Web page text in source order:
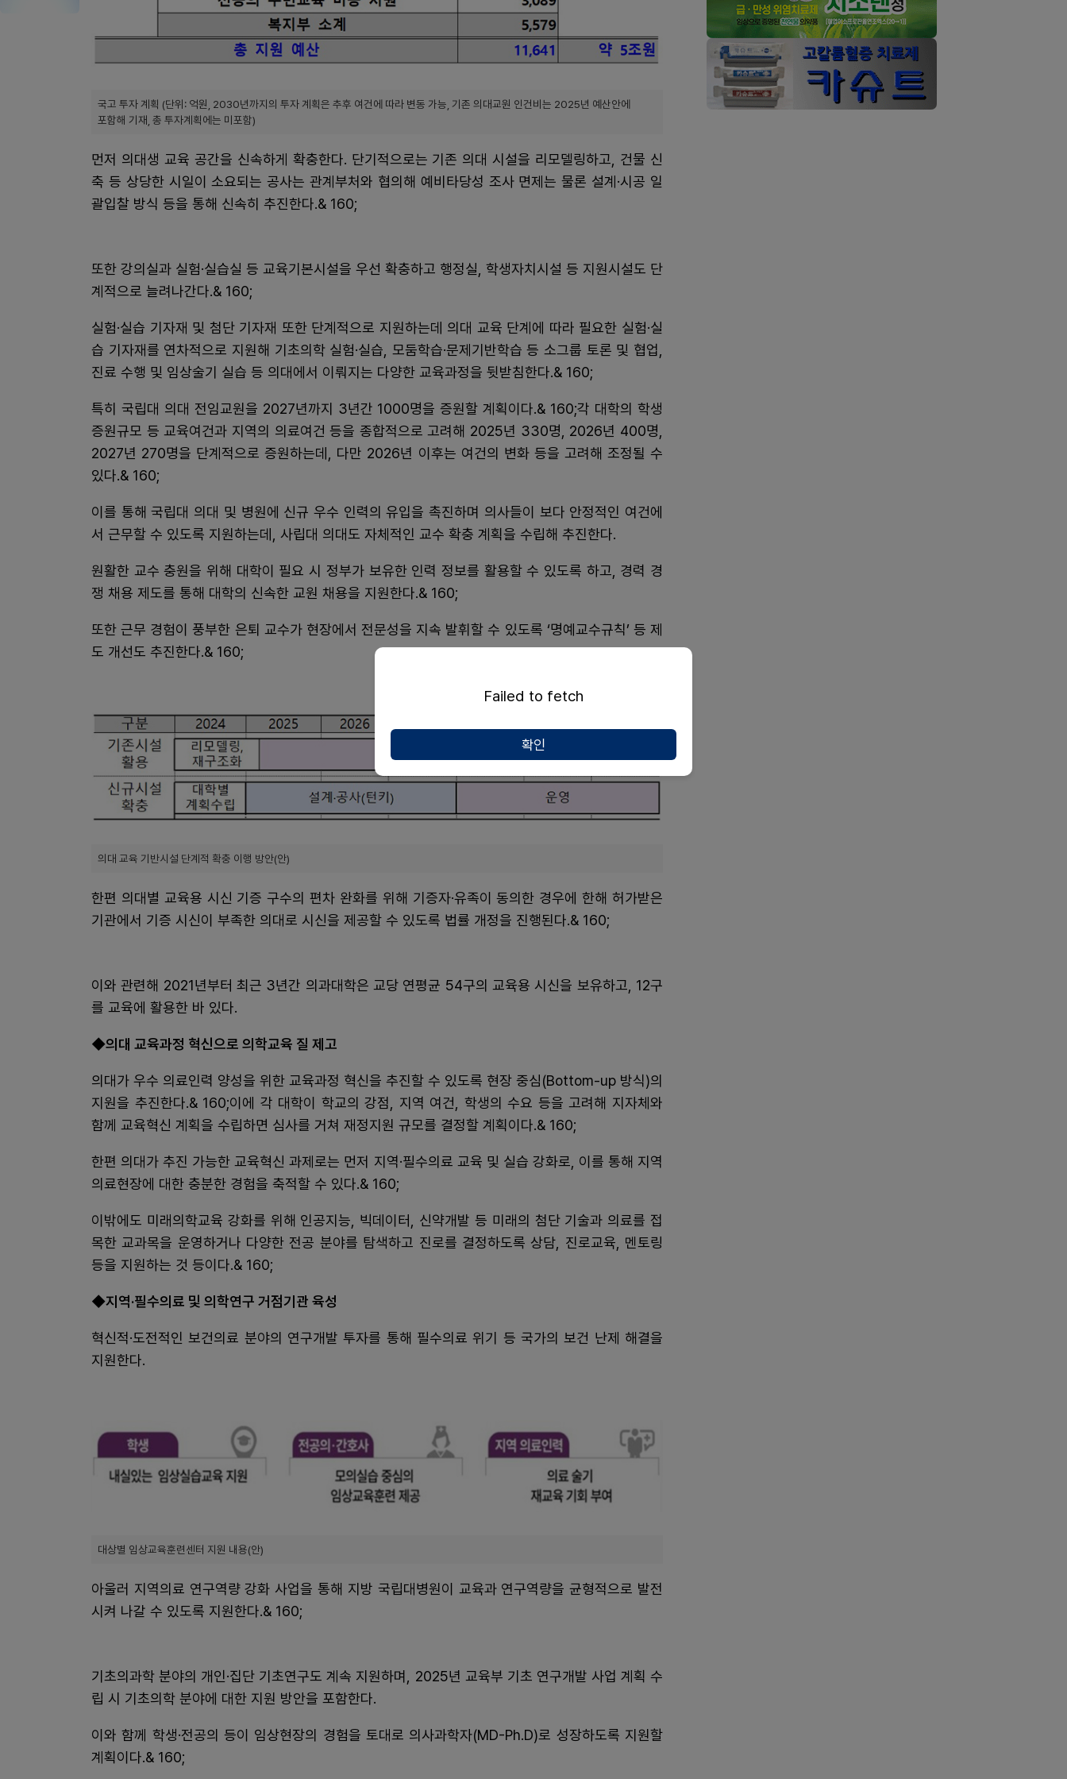
국고 투자 계획 (단위: 억원, 2030년까지의 투자 계획은 추후 여건에 따라 변동 가능, 기존 의대교원 인건비는 2025년 예산안에
포함해 기재, 총 투자계획에는 미포함)
먼저 의대생 교육 공간을 신속하게 확충한다. 단기적으로는 기존 의대 시설을 리모델링하고, 건물 신
축 등 상당한 시일이 소요되는 공사는 관계부처와 협의해 예비타당성 조사 면제는 물론 설계·시공 일
괄입찰 방식 등을 통해 신속히 추진한다.& 160;
또한 강의실과 실험·실습실 등 교육기본시설을 우선 확충하고 행정실, 학생자치시설 등 지원시설도 단
계적으로 늘려나간다.& 160;
실험·실습 기자재 및 첨단 기자재 또한 단계적으로 지원하는데 의대 교육 단계에 따라 필요한 실험·실
습 기자재를 연차적으로 지원해 기초의학 실험·실습, 모둠학습·문제기반학습 등 소그룹 토론 및 협업,
진료 수행 및 임상술기 실습 등 의대에서 이뤄지는 다양한 교육과정을 뒷받침한다.& 160;
특히 국립대 의대 전임교원을 2027년까지 3년간 1000명을 증원할 계획이다.& 160;각 대학의 학생
증원규모 등 교육여건과 지역의 의료여건 등을 종합적으로 고려해 2025년 330명, 2026년 400명,
2027년 270명을 단계적으로 증원하는데, 다만 2026년 이후는 여건의 변화 등을 고려해 조정될 수
있다.& 160;
이를 통해 국립대 의대 및 병원에 신규 우수 인력의 유입을 촉진하며 의사들이 보다 안정적인 여건에
서 근무할 수 있도록 지원하는데, 사립대 의대도 자체적인 교수 확충 계획을 수립해 추진한다.
원활한 교수 충원을 위해 대학이 필요 시 정부가 보유한 인력 정보를 활용할 수 있도록 하고, 경력 경
쟁 채용 제도를 통해 대학의 신속한 교원 채용을 지원한다.& 160;
또한 근무 경험이 풍부한 은퇴 교수가 현장에서 전문성을 지속 발휘할 수 있도록 ‘명예교수규칙’ 등 제
도 개선도 추진한다.& 160;
의대 교육 기반시설 단계적 확충 이행 방안(안)
한편 의대별 교육용 시신 기증 구수의 편차 완화를 위해 기증자·유족이 동의한 경우에 한해 허가받은
기관에서 기증 시신이 부족한 의대로 시신을 제공할 수 있도록 법률 개정을 진행된다.& 160;
이와 관련해 2021년부터 최근 3년간 의과대학은 교당 연평균 54구의 교육용 시신을 보유하고, 12구
를 교육에 활용한 바 있다.
◆의대 교육과정 혁신으로 의학교육 질 제고
의대가 우수 의료인력 양성을 위한 교육과정 혁신을 추진할 수 있도록 현장 중심(Bottom-up 방식)의
지원을 추진한다.& 160;이에 각 대학이 학교의 강점, 지역 여건, 학생의 수요 등을 고려해 지자체와
함께 교육혁신 계획을 수립하면 심사를 거쳐 재정지원 규모를 결정할 계획이다.& 160;
한편 의대가 추진 가능한 교육혁신 과제로는 먼저 지역·필수의료 교육 및 실습 강화로, 이를 통해 지역
의료현장에 대한 충분한 경험을 축적할 수 있다.& 160;
이밖에도 미래의학교육 강화를 위해 인공지능, 빅데이터, 신약개발 등 미래의 첨단 기술과 의료를 접
목한 교과목을 운영하거나 다양한 전공 분야를 탐색하고 진로를 결정하도록 상담, 진로교육, 멘토링
등을 지원하는 것 등이다.& 160;
◆지역·필수의료 및 의학연구 거점기관 육성
혁신적·도전적인 보건의료 분야의 연구개발 투자를 통해 필수의료 위기 등 국가의 보건 난제 해결을
지원한다.
대상별 임상교육훈련센터 지원 내용(안)
아울러 지역의료 연구역량 강화 사업을 통해 지방 국립대병원이 교육과 연구역량을 균형적으로 발전
시켜 나갈 수 있도록 지원한다.& 160;
기초의과학 분야의 개인·집단 기초연구도 계속 지원하며, 2025년 교육부 기초 연구개발 사업 계획 수
립 시 기초의학 분야에 대한 지원 방안을 포함한다.
이와 함께 학생·전공의 등이 임상현장의 경험을 토대로 의사과학자(MD-Ph.D)로 성장하도록 지원할
계획이다.& 160;
Failed to fetch
확인